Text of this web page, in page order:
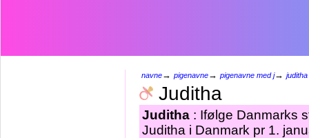
navne→ pigenavne→ pigenavne med j→ juditha
Juditha
Juditha : Ifølge Danmarks
Juditha i Danmark pr 1.